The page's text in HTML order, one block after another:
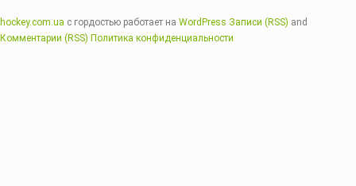
hockey.com.ua с гордостью работает на WordPress Записи (RSS) and
Комментарии (RSS) Политика конфиденциальности